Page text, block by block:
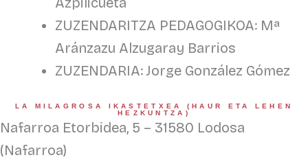
ZUZENDARITZA PEDAGOGIKOA: Mª
Aránzazu Alzugaray Barrios
ZUZENDARIA: Jorge González Gómez
LA MILAGROSA IKASTETXEA (HAUR ETA LEHEN
HEZKUNTZA)
Nafarroa Etorbidea, 5 – 31580 Lodosa
(Nafarroa)